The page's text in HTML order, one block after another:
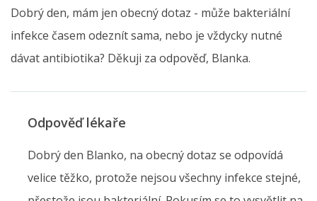
Dobrý den, mám jen obecný dotaz - může bakteriální
infekce časem odeznít sama, nebo je vždycky nutné
dávat antibiotika? Děkuji za odpověď, Blanka.
Odpověď lékaře
Dobrý den Blanko, na obecný dotaz se odpovídá
velice těžko, protože nejsou všechny infekce stejné,